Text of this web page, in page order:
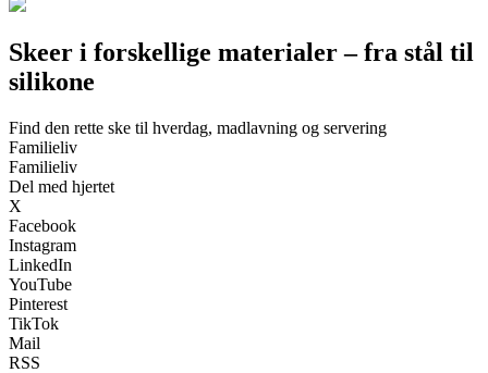
Skeer i forskellige materialer – fra stål til
silikone
Find den rette ske til hverdag, madlavning og servering
Familieliv
Familieliv
Del med hjertet
X
Facebook
Instagram
LinkedIn
YouTube
Pinterest
TikTok
Mail
RSS